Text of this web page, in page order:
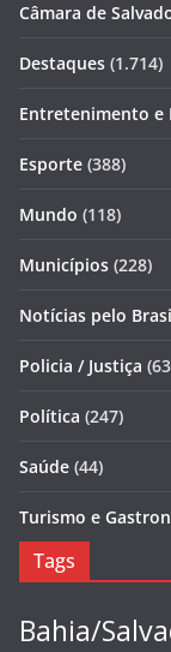
Câmara de
Destaques (1.714)
Entretenimento e
Esporte (388)
Mundo (118)
Municípios (228)
Notícias pelo
Policia / Justiça
Política (247)
Saúde (44)
Turismo e
Tags
Bahia/